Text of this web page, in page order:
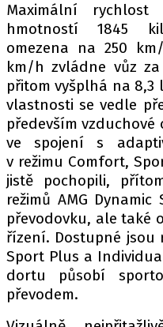
Pošlete e-
OSOBNÍ
Provozovatelem
INCORP MEDIA
Maximální
hmotností 1845
omezena na 250
km/h zvládne vůz
přitom vyšplhá na 8,3
vlastnosti se vedle
především
ve spojení s
v režimu Comfort,
jistě pochopili,
režimů AMG
převodovku, ale také
řízení. Dostupné jsou
Sport Plus a
dortu působí
převodem.